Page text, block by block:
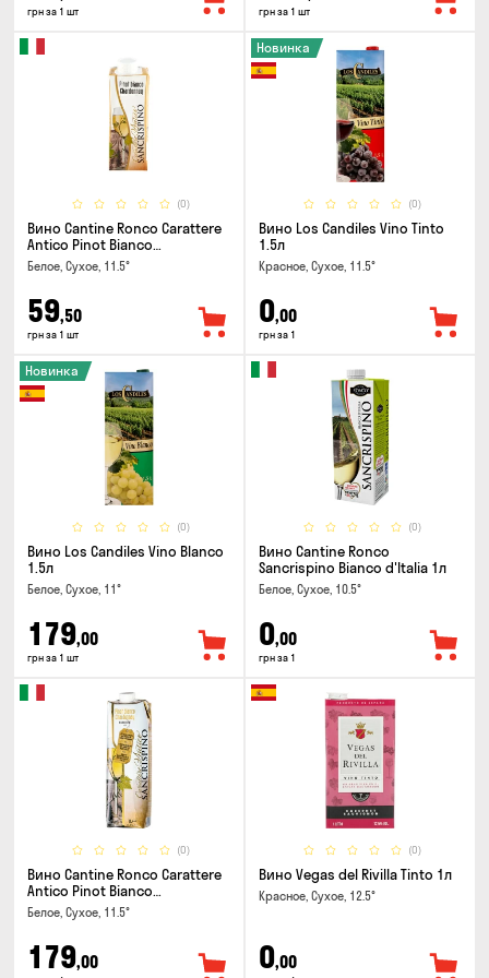
грн за 1 шт грн за 1 шт
(0)
Вино Cantine Ronco Carattere
Antico Pinot Bianco
Chardonnay Rubicone IGT 0.25л
Белое, Сухое, 11.5°
59,50
грн за 1 шт
(0)
Новинка
Вино Los Candiles Vino Tinto
1.5л
Красное, Сухое, 11.5°
0,00
грн за 1
(0)
Новинка
Вино Los Candiles Vino Blanco
1.5л
Белое, Сухое, 11°
179,00
грн за 1 шт
(0)
Вино Cantine Ronco
Sancrispino Bianco d'Italia 1л
Белое, Сухое, 10.5°
0,00
грн за 1
(0)
Вино Cantine Ronco Carattere
Antico Pinot Bianco
Chardonnay Rubicone IGT 1л
Белое, Сухое, 11.5°
179,00
(0)
Вино Vegas del Rivilla Tinto 1л
Красное, Сухое, 12.5°
0,00